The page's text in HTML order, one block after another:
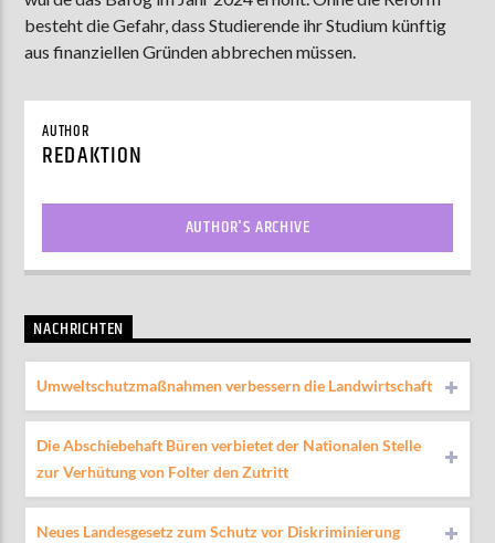
besteht die Gefahr, dass Studierende ihr Studium künftig
aus finanziellen Gründen abbrechen müssen.
AUTHOR
REDAKTION
AUTHOR'S ARCHIVE
NACHRICHTEN
Umweltschutzmaßnahmen verbessern die Landwirtschaft
Die Abschiebehaft Büren verbietet der Nationalen Stelle
zur Verhütung von Folter den Zutritt
Neues Landesgesetz zum Schutz vor Diskriminierung